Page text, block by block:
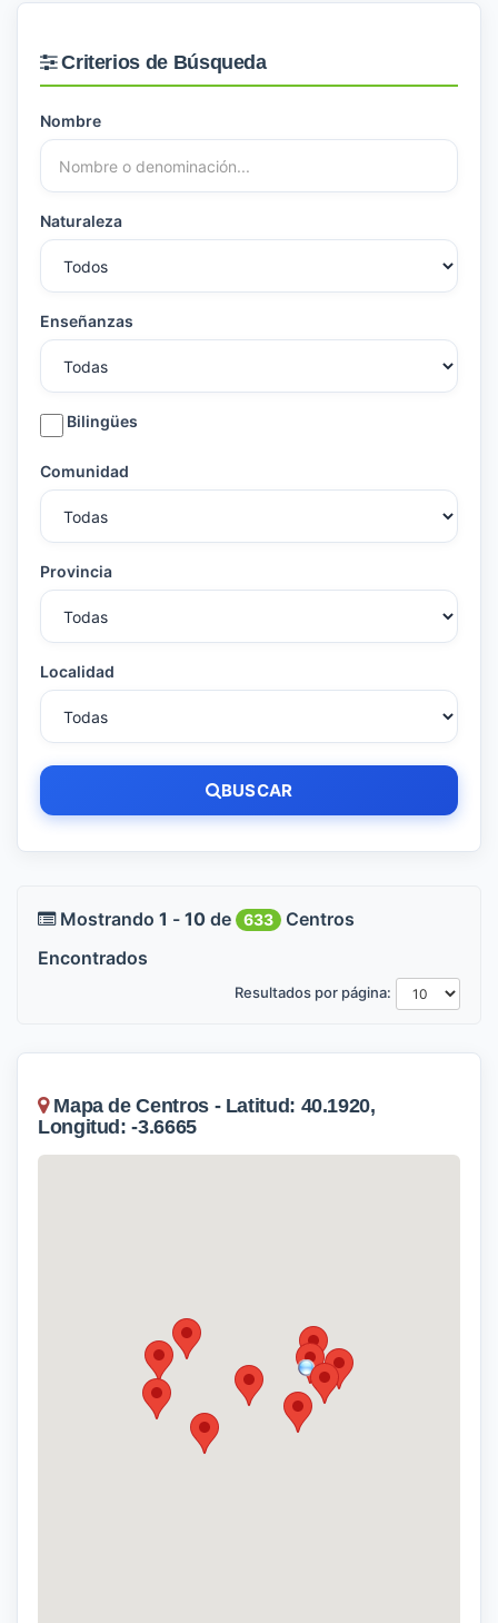
Criterios de Búsqueda
Nombre
Naturaleza
Enseñanzas
Bilingües
Comunidad
Provincia
Localidad
BUSCAR
Mostrando 1 - 10 de 633
Centros
Encontrados
Resultados por página:
Mapa de Centros - Latitud: 40.1920,
Longitud: -3.6665